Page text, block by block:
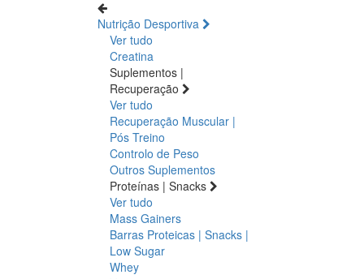
Nutrição Desportiva
Ver tudo
Creatina
Suplementos |
Recuperação
Ver tudo
Recuperação Muscular |
Pós Treino
Controlo de Peso
Outros Suplementos
Proteínas | Snacks
Ver tudo
Mass Gainers
Barras Proteicas | Snacks |
Low Sugar
Whey